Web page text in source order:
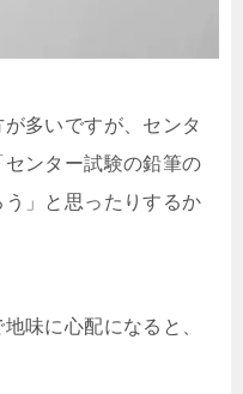
多いですが、センタ
ンター試験の鉛筆の
」と思ったりするか
味に心配になると、